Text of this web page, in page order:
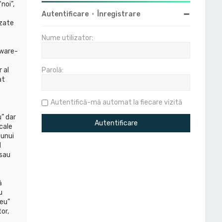
dar
Autentificare • Înregistrare
Nume utilizator:
Parolă:
Autentifică-mă automat la fiecare vizită